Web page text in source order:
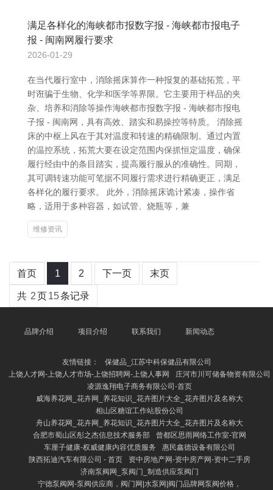
满足各样化的海峡都市报数字报 - 海峡都市报电子
报 - 闽南网履行要求
2026-01-29
在当代履行室中，消除摇床算作一种报复的基础拓荒，平
时诳骗于生物、化学和医学等界限。它主要用于样品的夹
杂、培养和消除等操作海峡都市报数字报 - 海峡都市报电
子报 - 闽南网，具有高效、踏实和易操控等特质。 消除摇
床的中枢上风在于其对温度和转速的精确限制。通过内置
的温控系统，拓荒大要在设定范围内保抓恒定温度，确保
履行经由中的条目踏实，提高履行服从的准确性。同期，
其可调转速功能可笔据不同履行需求进行精确更正，满足
各样化的履行要求。 此外，消除摇床诡计紧凑，操作省
略，适用于多种容器，如试管、烧瓶等，兼
维修资讯
首页 1 2 下一页 末页
共 2页15条记录
品牌介绍 项目介绍 联系我们 新闻动态
友情链接：
保健品_江苏中科保健品有限公司
上饶人才网-上饶人才市场-上饶招聘网-上饶人事网
庄河市川可储备物资有限公司
凌源逸翔电子商务有限公司-首页
威海养花网_花卉网_养花知识_花卉图片大全_花卉图片及名称大
相山区糖谊工作站股份公司
舟山养花网_花卉网_养花知识_花卉图片大全_花卉图片及名称大
合肥市蜀山区彤之杰信息技术服务部
曾都区思雨网络工作室-官网
车厘子健康-权威健康内容优质服务
惠民鑫德设备有限公司
陕西拓迪汽车有限公司 - 首页
资中房地产网-资中房产网-资中二手房
济南泵阀网_泵阀门_制造供应泵阀门
宁德泵阀网-泵阀供应商，阀门网|水泵网|阀门品牌网泵阀价格，